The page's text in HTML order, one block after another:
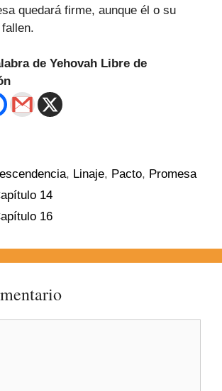
quedará firme, aunque él o su
de Yehovah Libre de
, Linaje, Pacto, Promesa
14
16